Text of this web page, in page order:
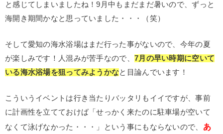
と感じてしまいましたね！9月中もまだまだ暑いので、ずっと
海開き期間かなと思っていました・・・（笑）
そして愛知の海水浴場はまだ行った事がないので、今年の夏
が楽しみです！人混みが苦手なので、 7月の早い時期に空いて
いる海水浴場を狙ってみようかなと目論んでいます！
こういうイベントは行き当たりバッタリもイイですが、事前
に計画性を立てておけば「せっかく来たのに駐車場が空いて
なくて泳げなかった・・・」という事にもならないので、 あ